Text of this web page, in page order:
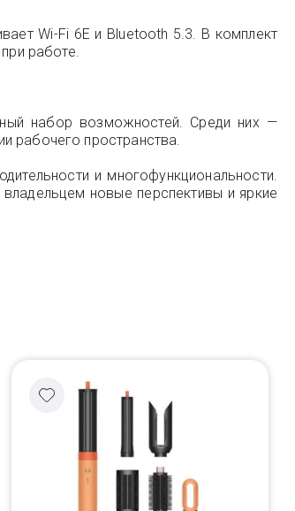
Wi-Fi 6E и Bluetooth 5.3. В комплект
работе.
набор возможностей. Среди них —
рабочего пространства.
и многофункциональности.
новые перспективы и яркие